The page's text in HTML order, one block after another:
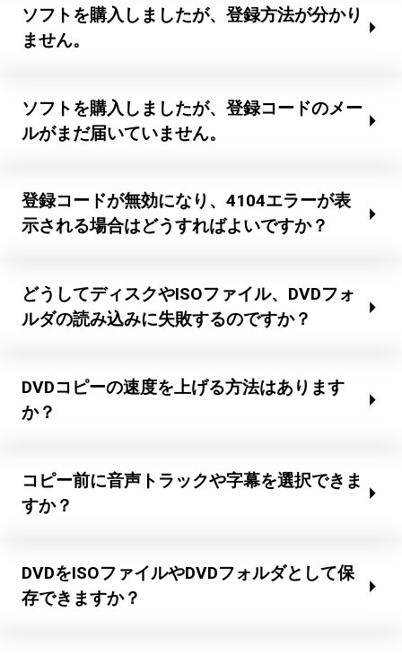
ソフトを購入しましたが、登録方法が分かり
ません。
ソフトを購入しましたが、登録コードのメー
ルがまだ届いていません。
登録コードが無効になり、4104エラーが表
示される場合はどうすればよいですか？
どうしてディスクやISOファイル、DVDフォ
ルダの読み込みに失敗するのですか？
DVDコピーの速度を上げる方法はあります
か？
コピー前に音声トラックや字幕を選択できま
すか？
DVDをISOファイルやDVDフォルダとして保
存できますか？